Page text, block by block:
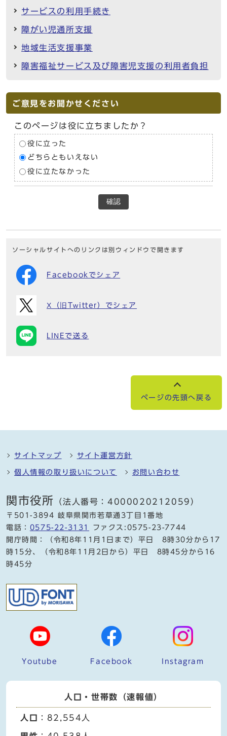
サービスの利用手続き
障がい児通所支援
地域生活支援事業
障害福祉サービス及び障害児支援の利用者負担
ご意見をお聞かせください
このページは役に立ちましたか？
役に立った
どちらともいえない
役に立たなかった
確認
ソーシャルサイトへのリンクは別ウィンドウで開きます
Facebookでシェア
X（旧Twitter）でシェア
LINEで送る
ページの先頭へ戻る
サイトマップ サイト運営方針
個人情報の取り扱いについて お問い合わせ
関市役所 （法人番号：4000020212059）
〒501-3894 岐阜県関市若草通3丁目1番地
電話： 0575-22-3131
ファクス:0575-23-7744
開庁時間：（令和8年11月1日まで）平日 8時30分から17
時15分、（令和8年11月2日から）平日 8時45分から16
時45分
Youtube Facebook Instagram
人口・世帯数（速報値）
人口 ：82,554人